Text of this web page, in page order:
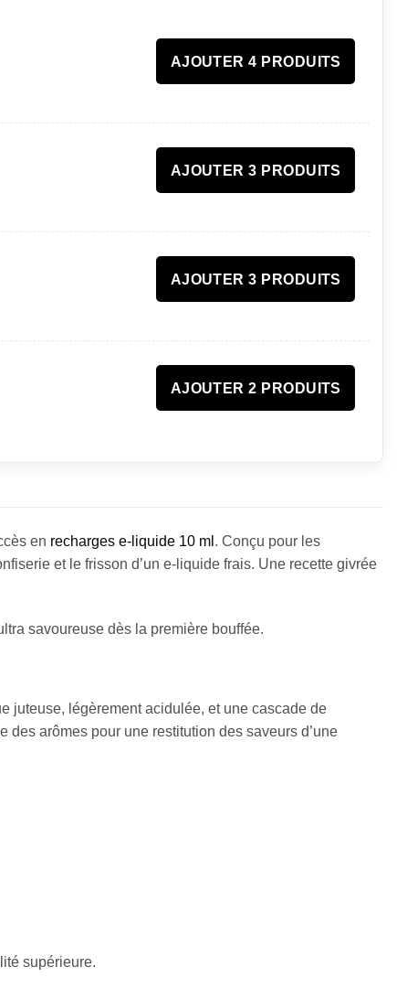
AJOUTER 4 PRODUITS
AJOUTER 3 PRODUITS
AJOUTER 3 PRODUITS
AJOUTER 2 PRODUITS
en recharges e-liquide 10 ml . Conçu pour les
et le frisson d’un e-liquide frais. Une recette givrée
savoureuse dès la première bouffée.
juteuse, légèrement acidulée, et une cascade de
des arômes pour une restitution des saveurs d’une
supérieure.